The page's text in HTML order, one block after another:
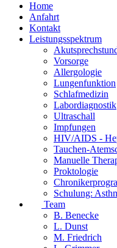
Home
Anfahrt
Kontakt
Leistungsspektrum
Vorsorge
Allergologie
Lungenfunktion
Schlafmedizin
Labordiagnostik
Ultraschall
Impfungen
HIV/AIDS -
Tauchen-
Manuelle
Proktologie
Schulung:
Team
B. Benecke
L. Dunst
M. Friedrich